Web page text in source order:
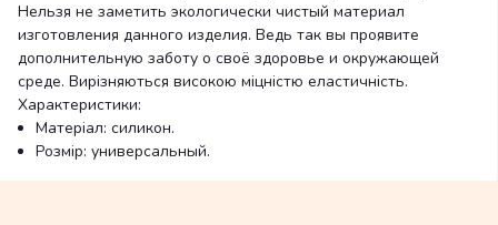
Нельзя не заметить экологически чистый материал
изготовления данного изделия. Ведь так вы проявите
дополнительную заботу о своё здоровье и окружающей
среде. Вирізняються високою міцністю еластичність.
Характеристики:
Матеріал: силикон.
Розмір: универсальный.